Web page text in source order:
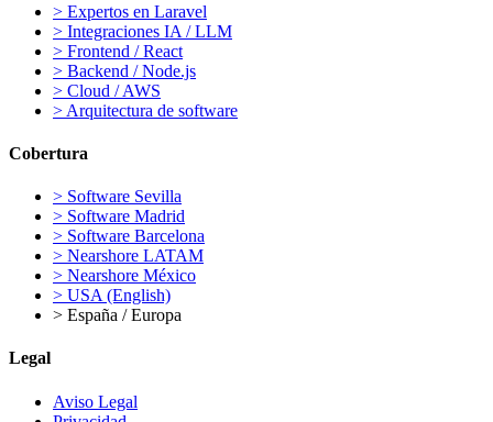
> Expertos en Laravel
> Integraciones IA / LLM
> Frontend / React
> Backend / Node.js
> Cloud / AWS
> Arquitectura de software
Cobertura
> Software Sevilla
> Software Madrid
> Software Barcelona
> Nearshore LATAM
> Nearshore México
> USA (English)
> España / Europa
Legal
Aviso Legal